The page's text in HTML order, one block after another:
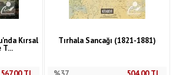
Kırsal
T...
Tırhala Sancağı (1821-1881)